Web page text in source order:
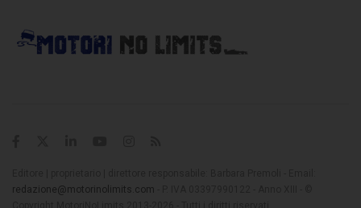
redazione@motorinolimits.com